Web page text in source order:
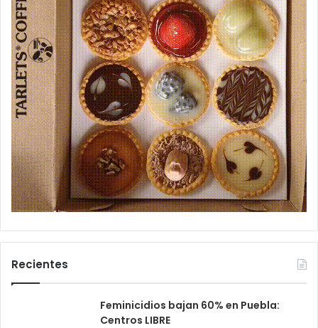
Recientes
Feminicidios bajan 60% en Puebla:
Centros LIBRE